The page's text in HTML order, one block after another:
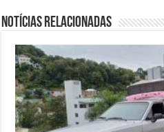
Notícias relacionadas